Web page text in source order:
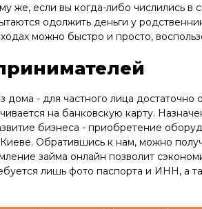
же, если вы когда-либо числились в
одолжить деньги у
можно быстро и просто,
- для частного лица достаточно
на банковскую карту.
бизнеса - приобретение
Обратившись к нам, можно
займа онлайн позволит
лишь фото паспорта и ИНН, а